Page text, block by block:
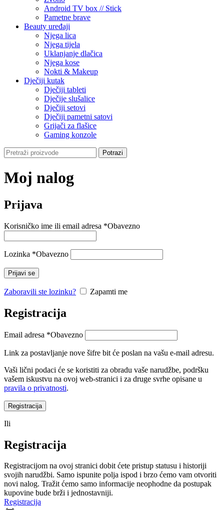
Android TV box // Stick
Pametne brave
Beauty uređaji
Njega lica
Njega tijela
Uklanjanje dlačica
Njega kose
Nokti & Makeup
Dječiji kutak
Dječiji tableti
Dječije slušalice
Dječiji setovi
Dječiji pametni satovi
Grijači za flašice
Gaming konzole
Potrazi
Moj nalog
Prijava
Korisničko ime ili email adresa *Obavezno
Lozinka *Obavezno
Prijavi se
Zaboravili ste lozinku? Zapamti me
Registracija
Email adresa *Obavezno
Link za postavljanje nove šifre bit će poslan na vašu e-mail adresu.
Vaši lični podaci će se koristiti za obradu vaše narudžbe, podršku
vašem iskustvu na ovoj web-stranici i za druge svrhe opisane u
pravila o privatnosti.
Registracija
Ili
Registracija
Registracijom na ovoj stranici dobit ćete pristup statusu i historiji
svojih narudžbi. Samo ispunite polja ispod i brzo ćemo vam otvoriti
novi nalog. Tražit ćemo samo informacije neophodne da postupak
kupovine bude brži i jednostavniji.
Registracija